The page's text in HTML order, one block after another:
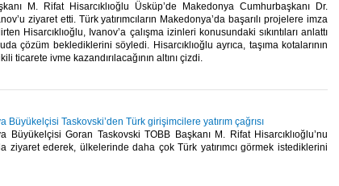
M. Rifat Hisarcıklıoğlu Üsküp’de Makedonya Cumhurbaşkanı Dr.
ziyaret etti. Türk yatırımcıların Makedonya’da başarılı projelere imza
Hisarcıklıoğlu, Ivanov’a çalışma izinleri konusundaki sıkıntıları anlattı
çözüm beklediklerini söyledi. Hisarcıklıoğlu ayrıca, taşıma kotalarının
ticarete ivme kazandırılacağının altını çizdi.
Büyükelçisi Taskovski’den Türk girişimcilere yatırım çağrısı
Büyükelçisi Goran Taskovski TOBB Başkanı M. Rifat Hisarcıklıoğlu’nu
ziyaret ederek, ülkelerinde daha çok Türk yatırımcı görmek istediklerini